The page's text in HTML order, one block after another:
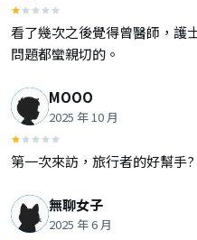
看了幾次之後覺得曾醫師，護
問題都蠻親切的。
MOOO
2025 年 10 月
第一次來訪，旅行者的好幫手?
無聊女子
2025 年 6 月